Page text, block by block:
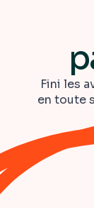
Fini les
en toute